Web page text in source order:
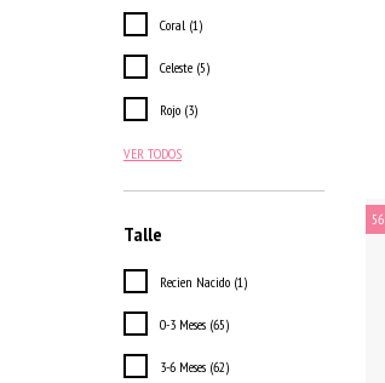
Coral (1)
Celeste (5)
Rojo (3)
VER TODOS
Talle
Recien Nacido (1)
0-3 Meses (65)
3-6 Meses (62)
56